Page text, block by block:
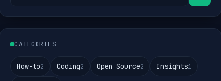
CATEGORIES
How-to2 Coding2 Open Source2 Insights1